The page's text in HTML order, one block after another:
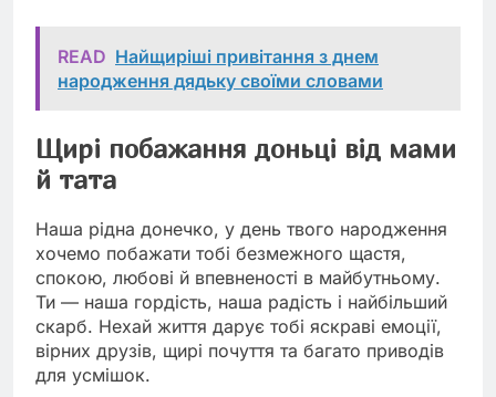
READ Найщиріші привітання з днем
народження дядьку своїми словами
Щирі побажання доньці від мами
й тата
Наша рідна донечко, у день твого народження
хочемо побажати тобі безмежного щастя,
спокою, любові й впевненості в майбутньому.
Ти — наша гордість, наша радість і найбільший
скарб. Нехай життя дарує тобі яскраві емоції,
вірних друзів, щирі почуття та багато приводів
для усмішок.